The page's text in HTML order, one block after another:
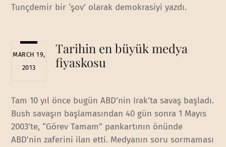
Tunçdemir bir ‘şov’ olarak demokrasiyi yazdı.
MARCH 19,
2013
Tarihin en büyük medya
fiyaskosu
Tam 10 yıl önce bugün ABD’nin Irak’ta savaş başladı.
Bush savaşın başlamasından 40 gün sonra 1 Mayıs
2003’te, “Görev Tamam” pankartının önünde
ABD’nin zaferini ilan etti. Medyanın soru sormaması